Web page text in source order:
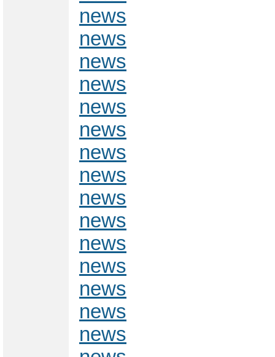
news
news
news
news
news
news
news
news
news
news
news
news
news
news
news